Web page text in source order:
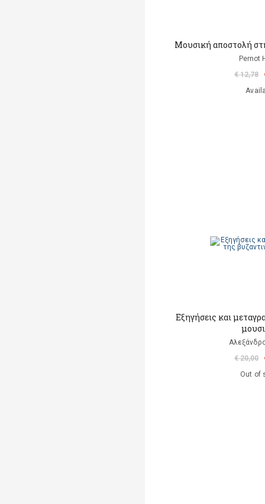
Μουσική αποστολή
Pernot
€ 12,78
Εξηγήσεις και
€ 20,00
Out of